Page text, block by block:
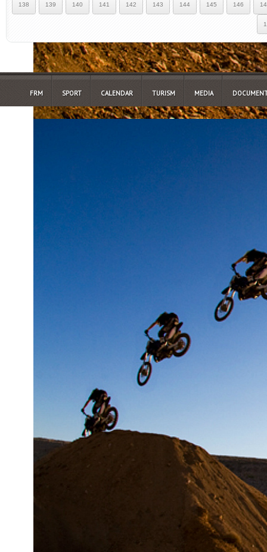
138 139 140 141 142 143 144 145 146
FRM SPORT CALENDAR TURISM MEDIA